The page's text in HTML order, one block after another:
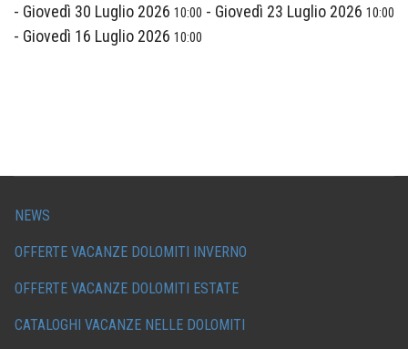
- Giovedì 30 Luglio 2026 10:00 - Giovedì 23 Luglio 2026 10:00
- Giovedì 16 Luglio 2026 10:00
NEWS
OFFERTE VACANZE DOLOMITI INVERNO
OFFERTE VACANZE DOLOMITI ESTATE
CATALOGHI VACANZE NELLE DOLOMITI